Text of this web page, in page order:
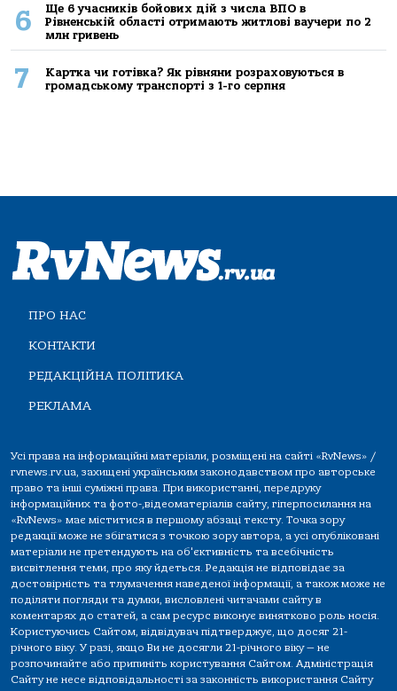
6
Ще 6 учасників бойових дій з числа ВПО в
Рівненській області отримають житлові ваучери по 2
млн гривень
7
Картка чи готівка? Як рівняни розраховуються в
громадському транспорті з 1-го серпня
ПРО НАС
КОНТАКТИ
РЕДАКЦІЙНА ПОЛІТИКА
РЕКЛАМА
Усі права на інформаційні матеріали, розміщені на сайті «RvNews» /
rvnews.rv.ua, захищені українським законодавством про авторське
право та інші суміжні права. При використанні, передруку
інформаційних та фото-,відеоматеріалів сайту, гіперпосилання на
«RvNews» має міститися в першому абзаці тексту. Точка зору
редакції може не збігатися з точкою зору автора, а усі опубліковані
матеріали не претендують на об'єктивність та всебічність
висвітлення теми, про яку йдеться. Редакція не відповідає за
достовірність та тлумачення наведеної інформації, а також може не
поділяти погляди та думки, висловлені читачами сайту в
коментарях до статей, а сам ресурс виконує винятково роль носія.
Користуючись Сайтом, відвідувач підтверджує, що досяг 21-
річного віку. У разі, якщо Ви не досягли 21-річного віку — не
розпочинайте або припиніть користування Сайтом. Адміністрація
Сайту не несе відповідальності за законність використання Сайту